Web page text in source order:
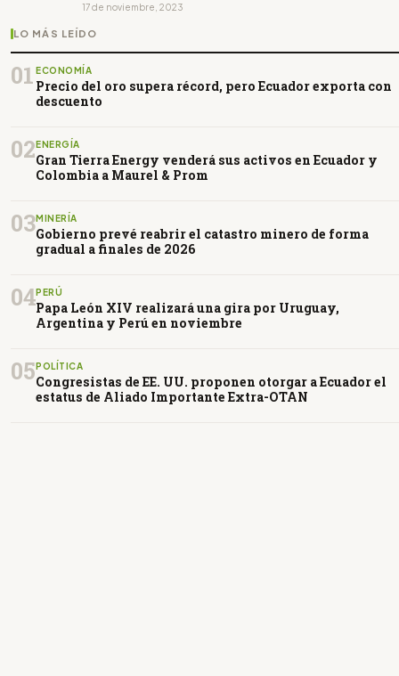
17 de noviembre, 2023
LO MÁS LEÍDO
01 ECONOMÍA
Precio del oro supera récord, pero Ecuador exporta con
descuento
02ENERGÍA
Gran Tierra Energy venderá sus activos en Ecuador y
Colombia a Maurel & Prom
03MINERÍA
Gobierno prevé reabrir el catastro minero de forma
gradual a finales de 2026
04PERÚ
Papa León XIV realizará una gira por Uruguay,
Argentina y Perú en noviembre
05POLÍTICA
Congresistas de EE. UU. proponen otorgar a Ecuador el
estatus de Aliado Importante Extra-OTAN